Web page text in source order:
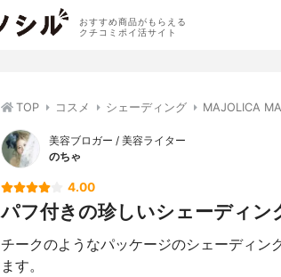
おすすめ商品がもらえる
クチコミポイ活サイト
TOP コスメ シェーディング MAJOLICA
美容ブロガー / 美容ライター
のちゃ
4.00
パフ付きの珍しいシェーディン
チークのようなパッケージのシェーディン
ます。